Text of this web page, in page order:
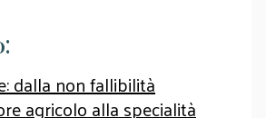
dalla non fallibilità
agricolo alla specialità